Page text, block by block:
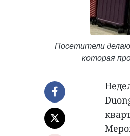
Посетители
которая